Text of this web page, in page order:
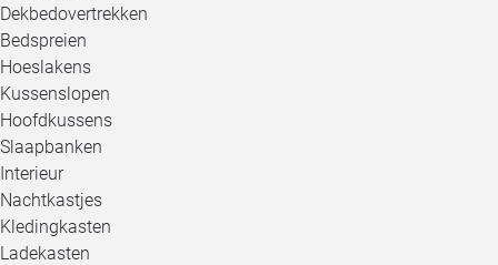
Dekbedovertrekken
Bedspreien
Hoeslakens
Kussenslopen
Hoofdkussens
Slaapbanken
Interieur
Nachtkastjes
Kledingkasten
Ladekasten